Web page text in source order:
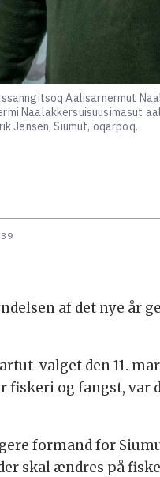
Aalisarnermut
Naalakkersuisuusimasut
Jensen, Siumut, oqarpoq.
af det nye år
valget den 11.
og fangst,
formand for
skal ændres på